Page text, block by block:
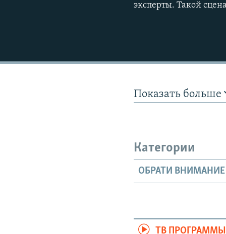
эксперты. Такой
Показать больше
Категории
ОБРАТИ ВНИМАНИЕ
ТВ ПРОГРАММЫ